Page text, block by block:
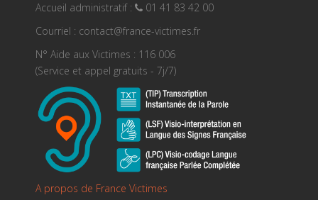
Accueil administratif :
01 41 83 42 00
Courriel : contact@france-victimes.fr
N° Aide aux Victimes : 116 006
(Service et appel gratuits - 7j/7)
A propos de France Victimes